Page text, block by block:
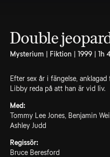
Double
Mysterium | Fiktion | 1999 | 1h
Efter sex år i fängelse,
Libby reda på att han är vid liv.
Med:
Tommy Lee Jones, Benjamin
Ashley Judd
Regissör:
Bruce Beresford